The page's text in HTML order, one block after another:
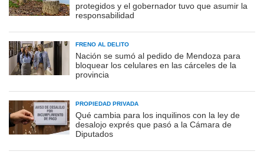
protegidos y el gobernador tuvo que asumir la
responsabilidad
FRENO AL DELITO
Nación se sumó al pedido de Mendoza para
bloquear los celulares en las cárceles de la
provincia
PROPIEDAD PRIVADA
Qué cambia para los inquilinos con la ley de
desalojo exprés que pasó a la Cámara de
Diputados